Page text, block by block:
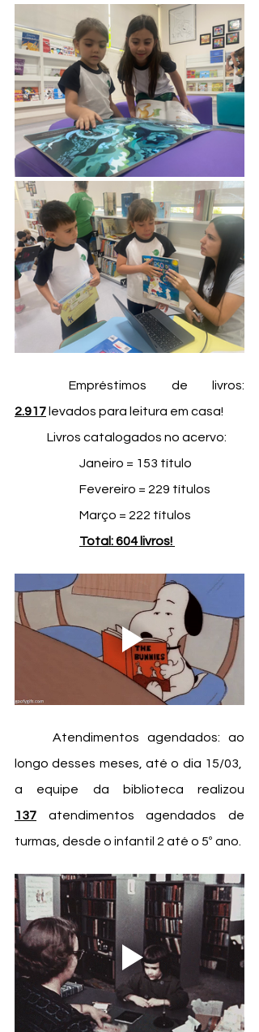
2.917 levados para leitura em casa!
Livros catalogados no acervo:
Janeiro = 153 título
Fevereiro = 229 títulos
Março = 222 títulos
Total: 604 livros!
Atendimentos agendados: ao
longo desses meses, até o dia 15/03,
137 atendimentos agendados de
turmas, desde o infantil 2 até o 5º ano.